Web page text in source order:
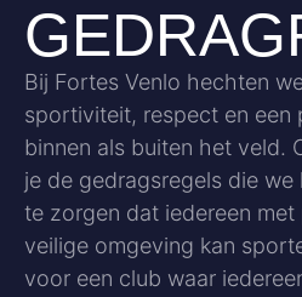
Bij Fortes Venlo hechten
sportiviteit, respect en een
binnen als buiten het veld.
je de gedragsregels die
te zorgen dat iedereen met
veilige omgeving kan
voor een club waar